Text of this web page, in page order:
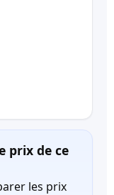
prix de ce
les prix